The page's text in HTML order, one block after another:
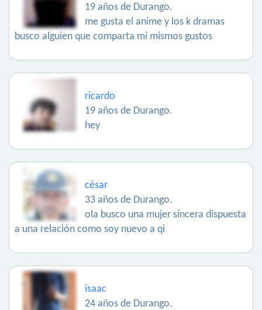
19 años de Durango.
me gusta el anime y los k dramas
busco alguien que comparta mi mismos gustos
ricardo
19 años de Durango.
hey
césar
33 años de Durango.
ola busco una mujer sincera dispuesta
a una relación como soy nuevo a qi
isaac
24 años de Durango.